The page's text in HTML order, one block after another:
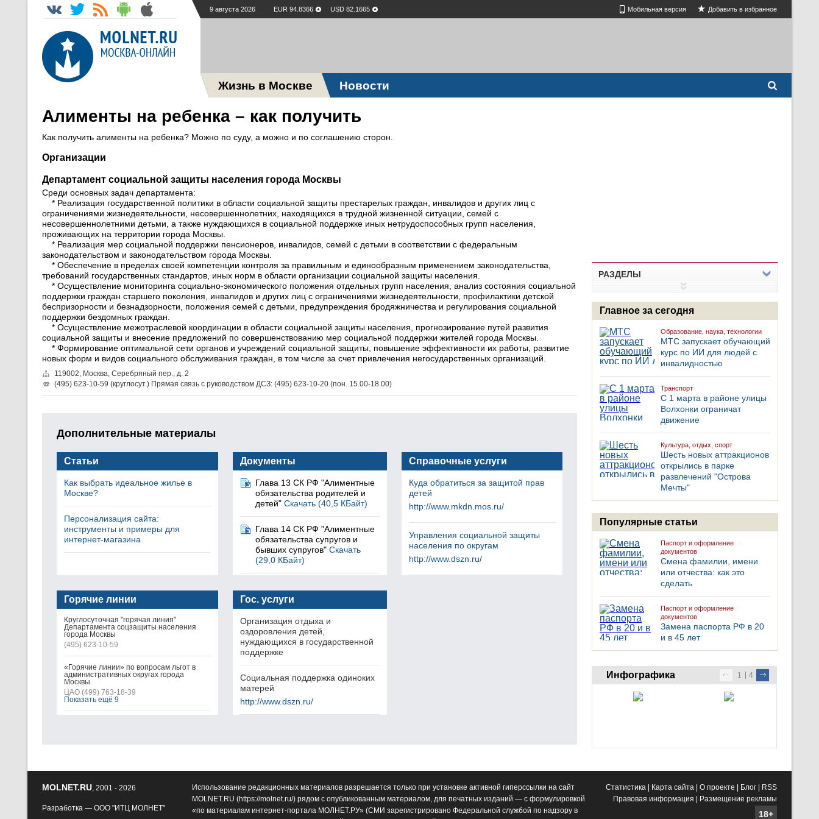
9 августа 2026 EUR 94.8366 USD 82.1665 Мобильная версия Добавить в избранное
Жизнь в Москве Новости
РАЗДЕЛЫ
Главное за сегодня
Образование, наука, технологии
МТС запускает обучающий
курс по ИИ для людей с
инвалидностью
Транспорт
С 1 марта в районе улицы
Волхонки ограничат
движение
Культура, отдых, спорт
Шесть новых аттракционов
открылись в парке
развлечений "Острова
Мечты"
Популярные статьи
Паспорт и оформление
документов
Смена фамилии, имени
или отчества: как это
сделать
Паспорт и оформление
документов
Замена паспорта РФ в 20
и в 45 лет
Инфографика 1 4
Алименты на ребенка – как получить
Как получить алименты на ребенка? Можно по суду, а можно и по соглашению сторон.
Организации
Департамент социальной защиты населения города Москвы
Среди основных задач департамента:
* Реализация государственной политики в области социальной защиты престарелых граждан, инвалидов и других лиц с
ограничениями жизнедеятельности, несовершеннолетних, находящихся в трудной жизненной ситуации, семей с
несовершеннолетними детьми, а также нуждающихся в социальной поддержке иных нетрудоспособных групп населения,
проживающих на территории города Москвы.
* Реализация мер социальной поддержки пенсионеров, инвалидов, семей с детьми в соответствии с федеральным
законодательством и законодательством города Москвы.
* Обеспечение в пределах своей компетенции контроля за правильным и единообразным применением законодательства,
требований государственных стандартов, иных норм в области организации социальной защиты населения.
* Осуществление мониторинга социально-экономического положения отдельных групп населения, анализ состояния социальной
поддержки граждан старшего поколения, инвалидов и других лиц с ограничениями жизнедеятельности, профилактики детской
беспризорности и безнадзорности, положения семей с детьми, предупреждения бродяжничества и регулирования социальной
поддержки бездомных граждан.
* Осуществление межотраслевой координации в области социальной защиты населения, прогнозирование путей развития
социальной защиты и внесение предложений по совершенствованию мер социальной поддержки жителей города Москвы.
* Формирование оптимальной сети органов и учреждений социальной защиты, повышение эффективности их работы, развитие
новых форм и видов социального обслуживания граждан, в том числе за счет привлечения негосударственных организаций.
119002, Москва, Серебряный пер., д. 2
(495) 623-10-59 (круглосут.) Прямая связь с руководством ДСЗ: (495) 623-10-20 (пон. 15.00-18.00)
Дополнительные материалы
Статьи
Как выбрать идеальное жилье в
Москве?
Персонализация сайта:
инструменты и примеры для
интернет-магазина
Документы
Глава 13 СК РФ "Алиментные
обязательства родителей и
детей" Скачать (40,5 КБайт)
Глава 14 СК РФ "Алиментные
обязательства супругов и
бывших супругов" Скачать
(29,0 КБайт)
Справочные услуги
Куда обратиться за защитой прав
детей
http://www.mkdn.mos.ru/
Управления социальной защиты
населения по округам
http://www.dszn.ru/
Горячие линии
Круглосуточная "горячая линия"
Департамента соцзащиты населения
города Москвы
(495) 623-10-59
«Горячие линии» по вопросам льгот в
административных округах города
Москвы
ЦАО (499) 763-18-39
Показать ещё 9
Гос. услуги
Организация отдыха и
оздоровления детей,
нуждающихся в государственной
поддержке
Социальная поддержка одиноких
матерей
http://www.dszn.ru/
Использование редакционных материалов разрешается только при установке активной гиперссылки на сайт
MOLNET.RU (https://molnet.ru/) рядом с опубликованным материалом, для печатных изданий — с формулировкой
«по материалам интернет-портала МОЛНЕТ.РУ» (СМИ зарегистрировано Федеральной службой по надзору в
MOLNET.RU, 2001 - 2026
Разработка — ООО "ИТЦ МОЛНЕТ"
Статистика Карта сайта О проекте Блог
RSS
Правовая информация
Размещение рекламы
18+